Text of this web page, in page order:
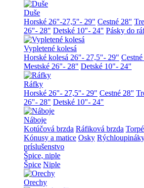
Duše
Horské 26"-27,5"- 29" Cestné 28"
26"- 28" Detské 10"- 24" Pásky do
Vypletené kolesá
Horské kolesá 26"- 27,5"- 29"
Mestské 26"- 28" Detské 10"- 24"
Ráfky
Horské 26"- 27,5"- 29" Cestné 28"
26"- 28" Detské 10"- 24"
Náboje
Kotúčová brzda Ráfiková brzda
Kónusy a matice Osky
príslušenstvo
Špice, niple
Špice Niple
Orechy